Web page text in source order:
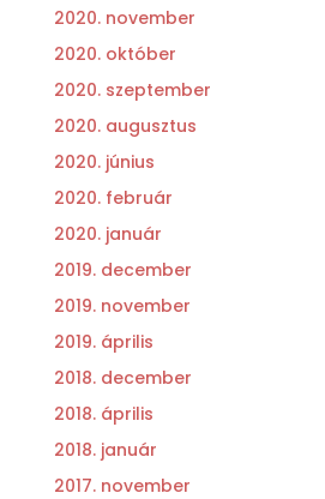
2020. november
2020. október
2020. szeptember
2020. augusztus
2020. június
2020. február
2020. január
2019. december
2019. november
2019. április
2018. december
2018. április
2018. január
2017. november